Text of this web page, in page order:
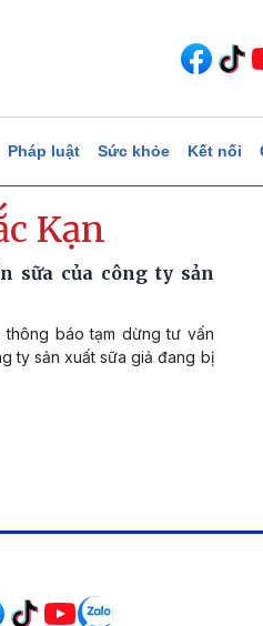
Pháp luật Sức khỏe Kết nối
Kạn
sữa của công ty sản
thông báo tạm dừng tư vấn
ty sản xuất sữa giả đang bị